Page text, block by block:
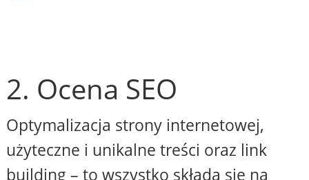
2. Ocena SEO
Optymalizacja strony internetowej,
użyteczne i unikalne treści oraz link
building – to wszystko składa się na